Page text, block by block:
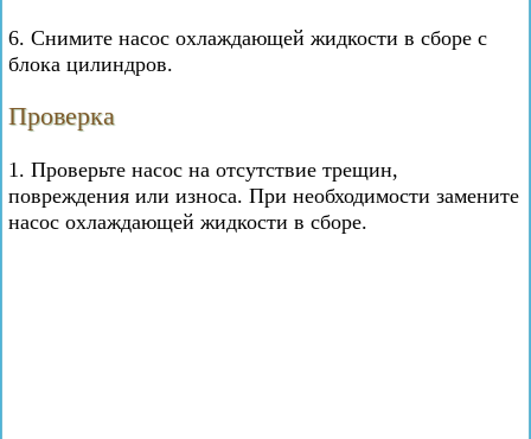
6. Снимите насос охлаждающей жидкости в сборе с
блока цилиндров.
Проверка
1. Проверьте насос на отсутствие трещин,
повреждения или износа. При необходимости замените
насос охлаждающей жидкости в сборе.